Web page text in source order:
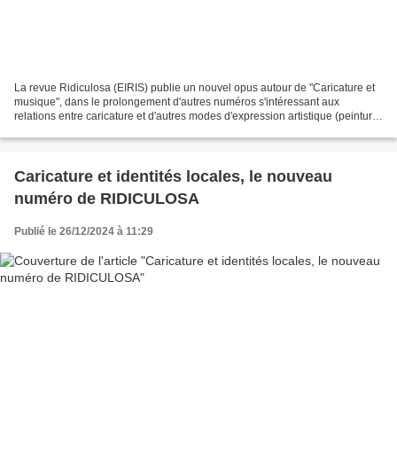
La revue Ridiculosa (EIRIS) publie un nouvel opus autour de "Caricature et
musique", dans le prolongement d'autres numéros s'intéressant aux
relations entre caricature et d'autres modes d'expression artistique (peinture,
Caricature et identités locales, le nouveau
numéro de RIDICULOSA
Publié le 26/12/2024 à 11:29